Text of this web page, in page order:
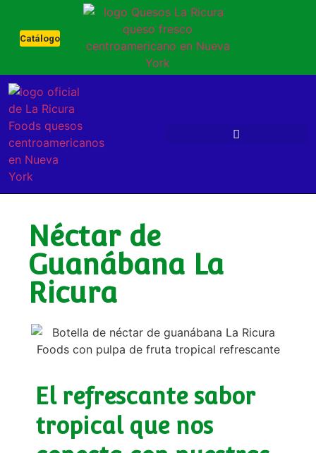
Catálogo
Néctar de
Guanábana La
Ricura
El refrescante sabor
tropical que nos